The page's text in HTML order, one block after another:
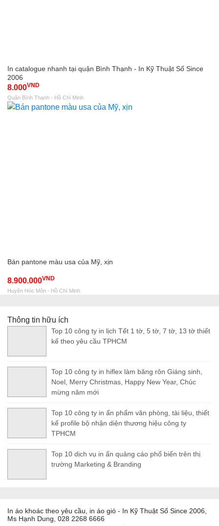
In catalogue nhanh tại quận Bình Thạnh - In Kỹ Thuật Số Since
2006
8.000VND
Quận Bình Thạnh - Hồ Chí Minh
Bán pantone màu usa của Mỹ, xịn
8.900.000VND
Huyện Hóc Môn - Hồ Chí Minh
Thông tin hữu ích
Top 10 công ty in lịch Tết 1 tờ, 5 tờ, 7 tờ, 13 tờ thiết
kế theo yêu cầu TPHCM
Top 10 công ty in hiflex làm băng rôn Giáng sinh,
Noel, Merry Christmas, Happy New Year, Chúc
mừng năm mới
Top 10 công ty in ấn phẩm văn phòng, tài liệu, thiết
kế profile bộ nhận diện thương hiệu công ty
TPHCM
Top 10 dịch vụ in ấn quảng cáo phổ biến trên thị
trường Marketing & Branding
In áo khoác theo yêu cầu, in áo gió - In Kỹ Thuật Số Since 2006,
Ms Hạnh Dung, 028 2268 6666